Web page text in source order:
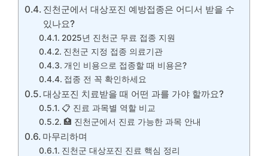
진천군에서 대상포진 예방접종은 어디서 받을 수
있나요?
2025년 진천군 무료 접종 지원
진천군 지정 접종 의료기관
개인 비용으로 접종할 때 비용은?
접종 전 꼭 확인하세요
대상포진 치료받을 때 어떤 과를 가야 할까요?
📋 진료 과목별 역할 비교
🏥 진천군에서 진료 가능한 과목 안내
마무리하며
진천군 대상포진 진료 핵심 정리